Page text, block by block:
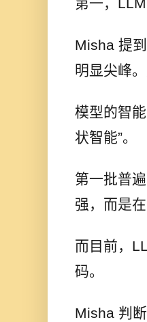
第一，
Misha 提
明显尖峰
模型的智
状智能”。
第一批普
强，而是
而目前，
码。
Misha 判